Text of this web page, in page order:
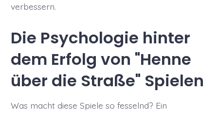
verbessern.
Die Psychologie hinter
dem Erfolg von "Henne
über die Straße" Spielen
Was macht diese Spiele so fesselnd? Ein